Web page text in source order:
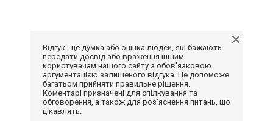
Відгук - це думка або оцінка людей, які бажають
передати досвід або враження іншим
користувачам нашого сайту з обов'язковою
аргументацією залишеного відгука. Це допоможе
багатьом прийняти правильне рішення.
Коментарі призначені для спілкування та
обговорення, а також для роз'яснення питань, що
цікавлять.